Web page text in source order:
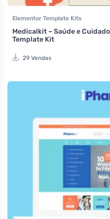
Elementor Template Kits
Medicalkit – Saúde e
Template Kit
29 Vendas